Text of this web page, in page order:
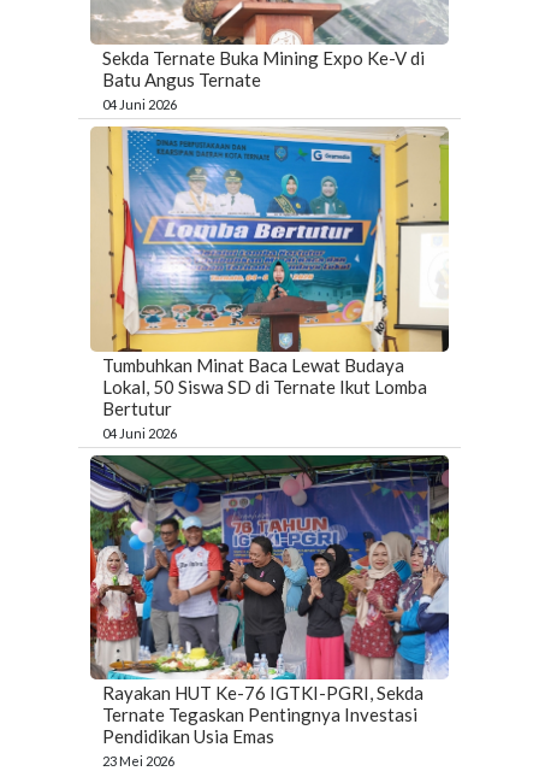
Sekda Ternate Buka Mining Expo Ke-V di
Batu Angus Ternate
04 Juni 2026
Tumbuhkan Minat Baca Lewat Budaya
Lokal, 50 Siswa SD di Ternate Ikut Lomba
Bertutur
04 Juni 2026
Rayakan HUT Ke-76 IGTKI-PGRI, Sekda
Ternate Tegaskan Pentingnya Investasi
Pendidikan Usia Emas
23 Mei 2026